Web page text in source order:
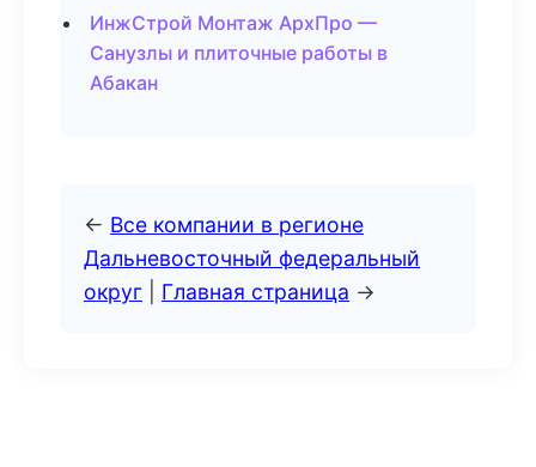
ИнжСтрой Монтаж АрхПро —
Санузлы и плиточные работы в
Абакан
← Все компании в регионе
Дальневосточный федеральный
округ
Главная страница →